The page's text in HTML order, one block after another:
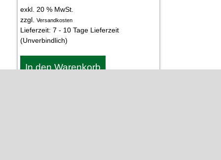
exkl. 20 % MwSt.
zzgl.
Versandkosten
Lieferzeit: 7 - 10 Tage Lieferzeit
(Unverbindlich)
In den Warenkorb